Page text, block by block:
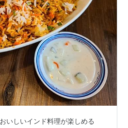
いしいインド料理が楽しめる